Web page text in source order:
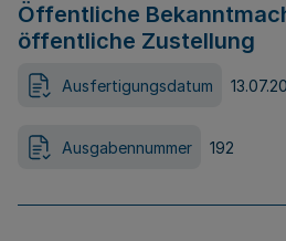
Öffentliche
öffentliche Zustellung
Ausfertigungsdatum
Ausgabennummer 192